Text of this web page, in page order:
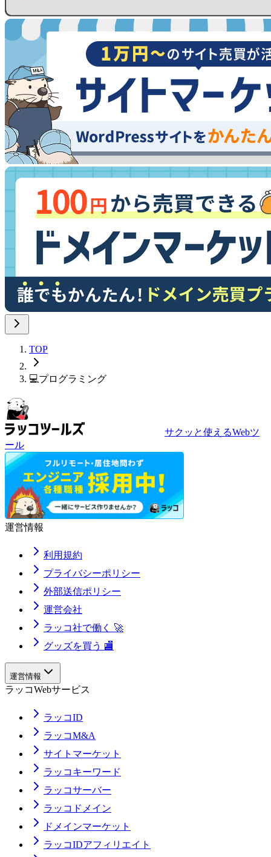
TOP
💻プログラミング
サクッと使えるWebツ
ール
運営情報
利用規約
プライバシーポリシー
外部送信ポリシー
運営会社
ラッコ社で働く 🚀
グッズを買う 🏬
運営情報
ラッコWebサービス
ラッコID
ラッコM&A
サイトマーケット
ラッコキーワード
ラッコサーバー
ラッコドメイン
ドメインマーケット
ラッコIDアフィリエイト